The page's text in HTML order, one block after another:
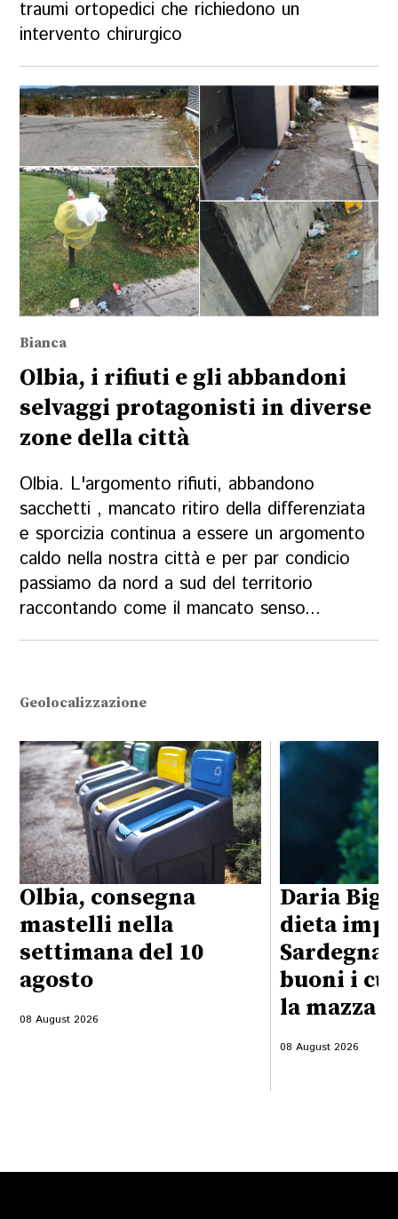
traumi ortopedici che richiedono un
intervento chirurgico
Bianca
Olbia, i rifiuti e gli abbandoni
selvaggi protagonisti in diverse
zone della città
Olbia. L'argomento rifiuti, abbandono
sacchetti , mancato ritiro della differenziata
e sporcizia continua a essere un argomento
caldo nella nostra città e per par condicio
passiamo da nord a sud del territorio
raccontando come il mancato senso...
Geolocalizzazione
Olbia, consegna
mastelli nella
settimana del 10
agosto
08 August 2026
Daria
dieta
Sardegna:
buoni i
la mazza
08 August 2026